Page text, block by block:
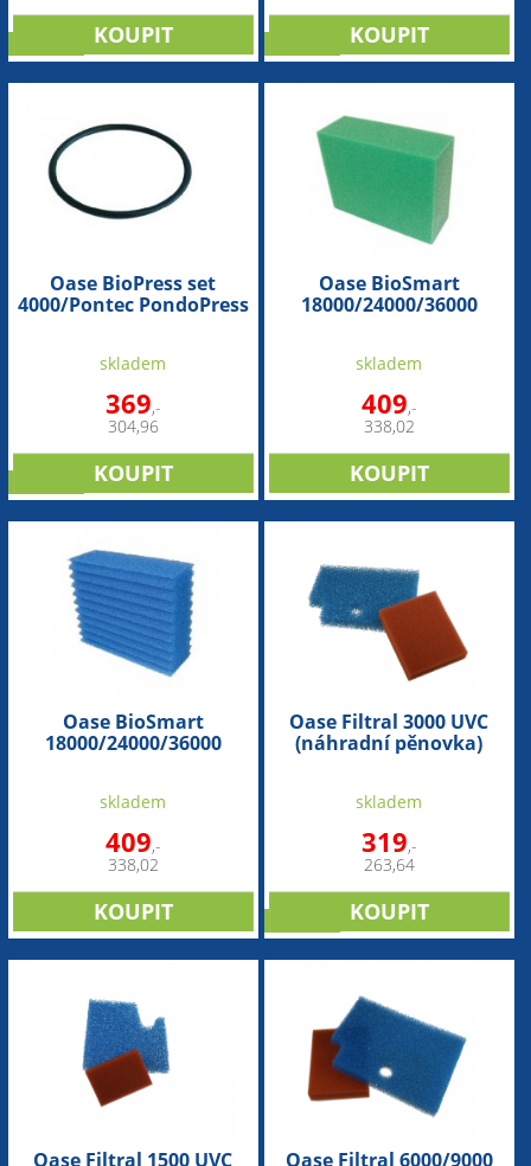
Oase BioPress set
4000/Pontec PondoPress
skladem
369,-
304,96
Oase BioSmart
18000/24000/36000
skladem
409,-
338,02
Oase BioSmart
18000/24000/36000
skladem
409,-
338,02
Oase Filtral 3000 UVC
(náhradní pěnovka)
skladem
319,-
263,64
Oase Filtral 1500 UVC Oase Filtral 6000/9000